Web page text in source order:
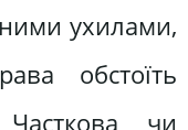
ухилами,
обстоїть